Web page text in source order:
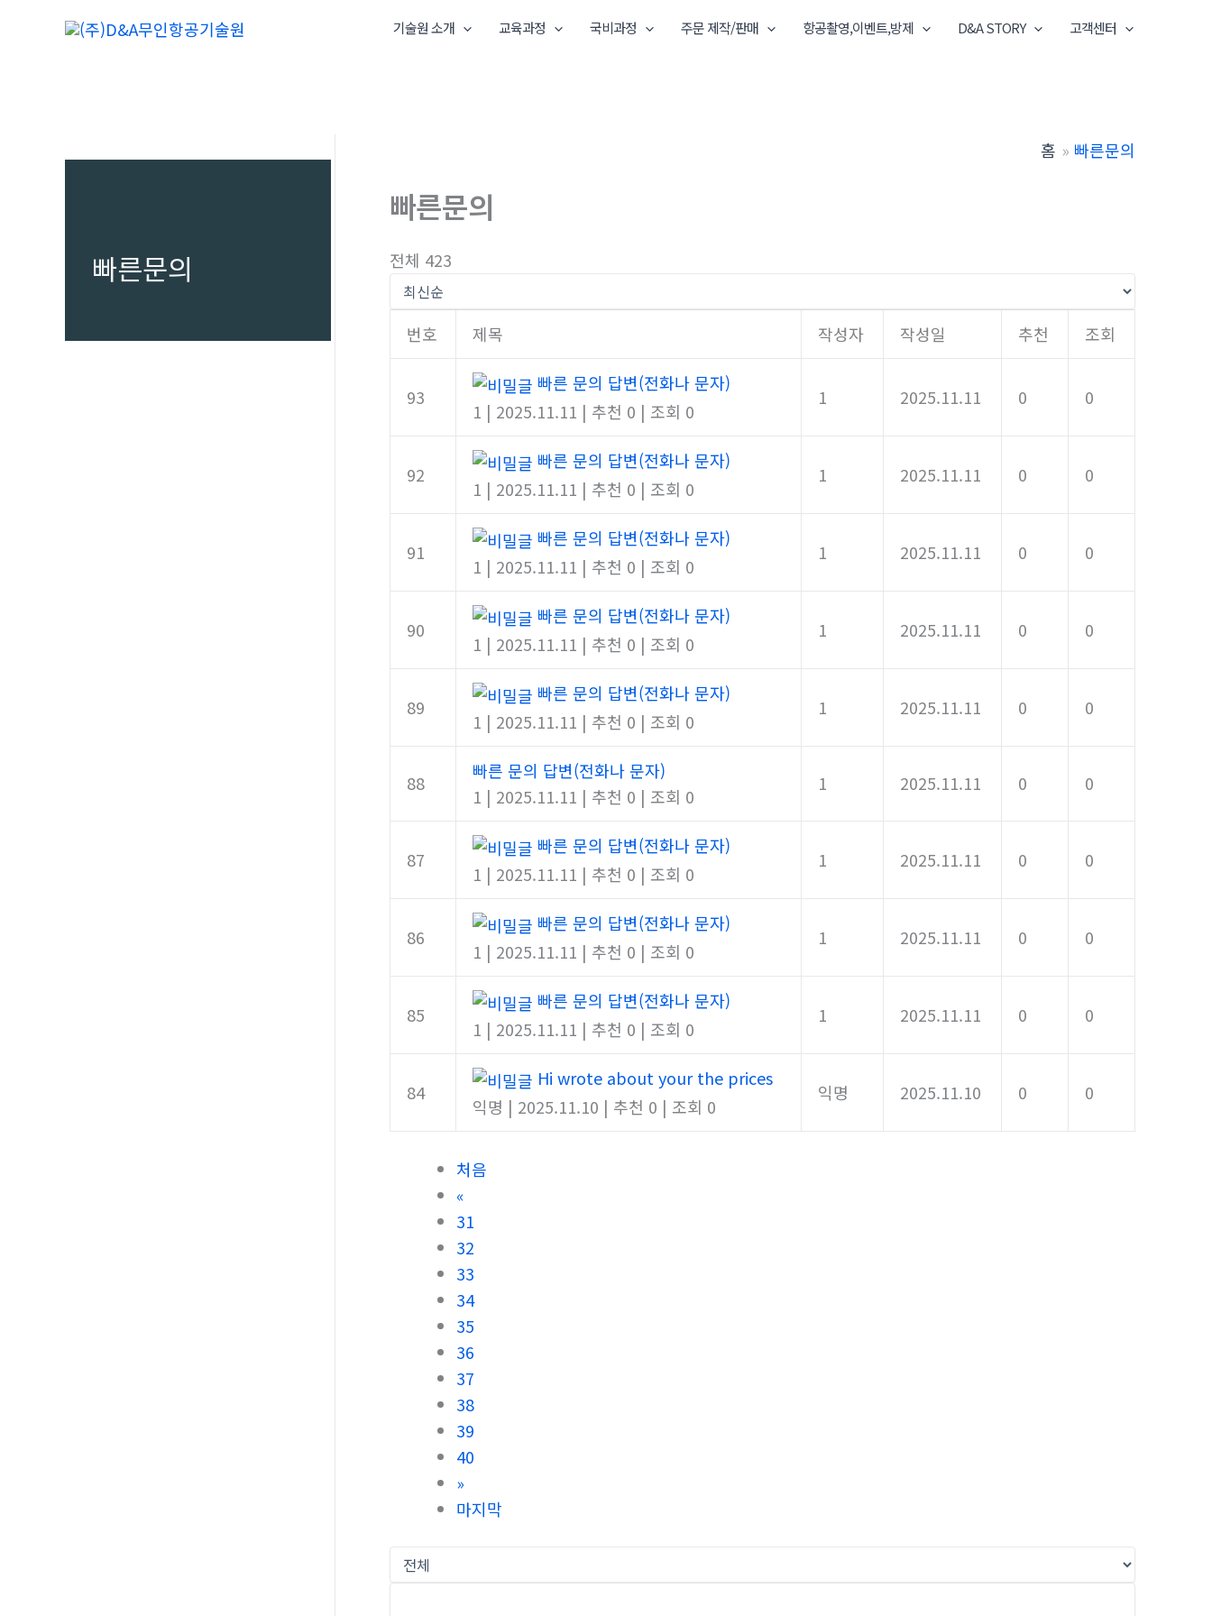
기술원 소개 교육과정 국비과정 주문 제작/판매 항공촬영,이벤트,방제 D&A STORY 고객센터
빠른문의
홈 빠른문의
빠른문의
전체 423
번호 제목 작성자 작성일 추천 조회
93
빠른 문의 답변(전화나 문자)
1 | 2025.11.11 | 추천 0 | 조회 0
1 2025.11.11 0 0
92
빠른 문의 답변(전화나 문자)
1 | 2025.11.11 | 추천 0 | 조회 0
1 2025.11.11 0 0
91
빠른 문의 답변(전화나 문자)
1 | 2025.11.11 | 추천 0 | 조회 0
1 2025.11.11 0 0
90
빠른 문의 답변(전화나 문자)
1 | 2025.11.11 | 추천 0 | 조회 0
1 2025.11.11 0 0
89
빠른 문의 답변(전화나 문자)
1 | 2025.11.11 | 추천 0 | 조회 0
1 2025.11.11 0 0
88
빠른 문의 답변(전화나 문자)
1 | 2025.11.11 | 추천 0 | 조회 0
1 2025.11.11 0 0
87
빠른 문의 답변(전화나 문자)
1 | 2025.11.11 | 추천 0 | 조회 0
1 2025.11.11 0 0
86
빠른 문의 답변(전화나 문자)
1 | 2025.11.11 | 추천 0 | 조회 0
1 2025.11.11 0 0
85
빠른 문의 답변(전화나 문자)
1 | 2025.11.11 | 추천 0 | 조회 0
1 2025.11.11 0 0
84
Hi wrote about your the prices
익명 | 2025.11.10 | 추천 0 | 조회 0
익명 2025.11.10 0 0
처음
«
31
32
33
34
35
36
37
38
39
40
»
마지막